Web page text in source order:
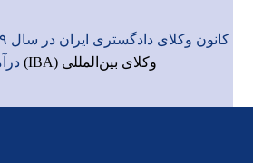
کانون وکلای دادگستری ایران در سال ۱۳۲۹ به عضویت
وکلای بین‌المللی (IBA)